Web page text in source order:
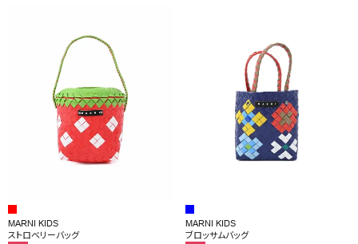
MARNI KIDS
ストロベリーバッグ
MARNI KIDS
ブロッサムバッグ